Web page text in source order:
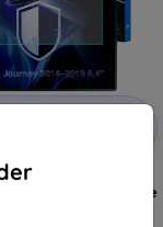
Matte Center
film for Dodge